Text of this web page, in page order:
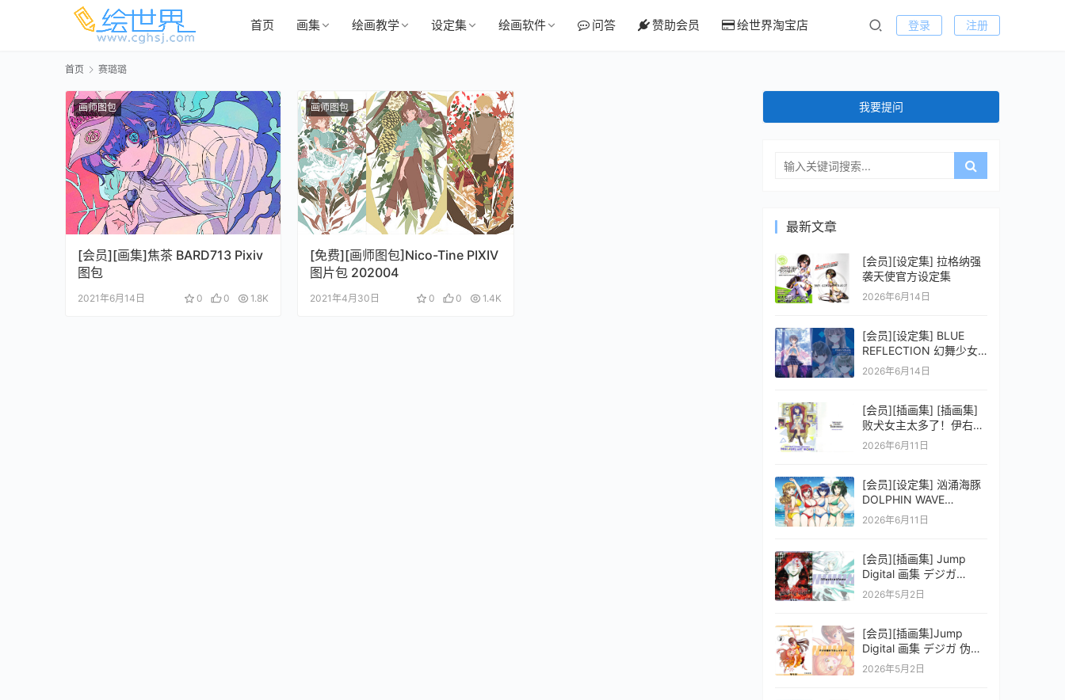
首页 画集 绘画教学 设定集 绘画软件 问答 赞助会员 绘世界淘宝店 登录 注册
首页 赛璐璐
画师图包
[会员][画集]焦茶 BARD713 Pixiv
图包
2021年6月14日 0 0 1.8K
画师图包
[免费][画师图包]Nico-Tine PIXIV
图片包 202004
2021年4月30日 0 0 1.4K
我要提问
最新文章
[会员][设定集] 拉格纳强
袭天使官方设定集
2026年6月14日
[会员][设定集] BLUE
REFLECTION 幻舞少女
之剑公式ビジュアルコレ
2026年6月14日
[会员][插画集] [插画集]
败犬女主太多了！伊右群
ARTWORKS
2026年6月11日
[会员][设定集] 汹涌海豚
DOLPHIN WAVE
OFFICIAL VISUAL
2026年6月11日
[会员][插画集] Jump
Digital 画集 デジガ
D.Gray-man
2026年5月2日
[会员][插画集]Jump
Digital 画集 デジガ 伪恋
ニセコイ 3
2026年5月2日